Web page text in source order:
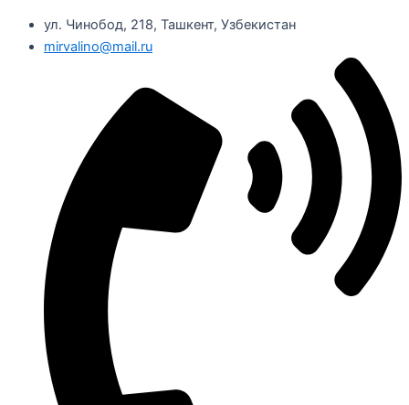
ул. Чинобод, 218, Ташкент, Узбекистан
mirvalino@mail.ru